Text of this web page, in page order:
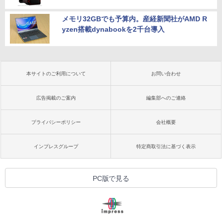
メモリ32GBでも予算内。産経新聞社がAMD R
yzen搭載dynabookを2千台導入
本サイトのご利用について お問い合わせ
広告掲載のご案内 編集部へのご連絡
プライバシーポリシー 会社概要
インプレスグループ 特定商取引法に基づく表示
PC版で見る